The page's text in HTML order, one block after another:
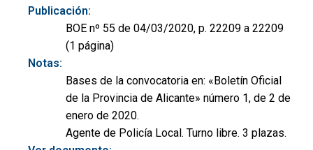
Publicación:
BOE nº 55 de 04/03/2020, p. 22209 a 22209
(1 página)
Notas:
Bases de la convocatoria en: «Boletín Oficial
de la Provincia de Alicante» número 1, de 2 de
enero de 2020.
Agente de Policía Local. Turno libre. 3 plazas.